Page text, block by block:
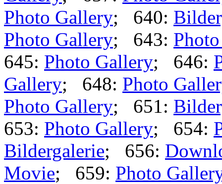
Photo Gallery; 640:
Photo Gallery; 643:
645: Photo Gallery; 646:
Gallery; 648: Photo
Photo Gallery; 651:
653: Photo Gallery; 654:
Bildergalerie; 656:
Movie; 659: Photo